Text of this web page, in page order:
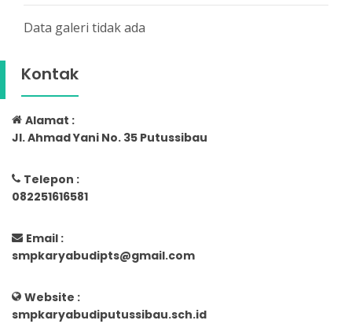
Data galeri tidak ada
Kontak
Alamat :
Jl. Ahmad Yani No. 35 Putussibau
Telepon :
082251616581
Email :
smpkaryabudipts@gmail.com
Website :
smpkaryabudiputussibau.sch.id